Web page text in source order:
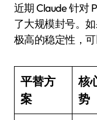
近期 Claude 针对
了大规模封号。
极高的稳定性，
平替方
案
核
势